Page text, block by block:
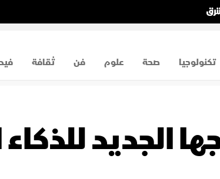
تكنولوجيا صحة علوم فن ثقافة
الجديد